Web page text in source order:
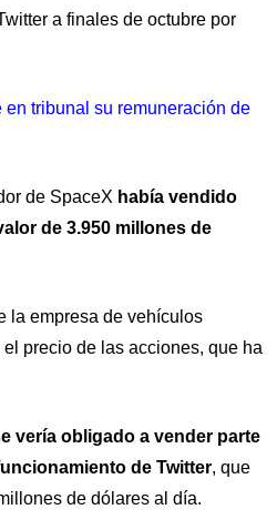
a finales de octubre por
en tribunal su remuneración de
de SpaceX había vendido
de 3.950 millones de
la empresa de vehículos
precio de las acciones, que ha
vería obligado a vender parte
de Twitter, que
de dólares al día.